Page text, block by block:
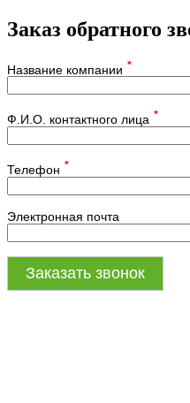
Заказ обратного
Название компании *
Ф.И.О. контактного лица *
Телефон *
Электронная почта